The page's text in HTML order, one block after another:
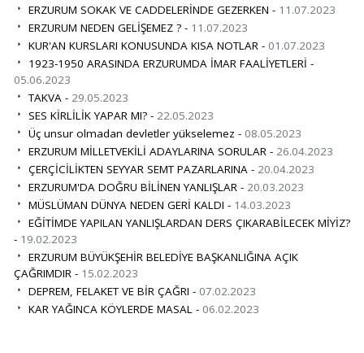
ERZURUM SOKAK VE CADDELERİNDE GEZERKEN - 11.07.2023
ERZURUM NEDEN GELİŞEMEZ ? - 11.07.2023
KUR'AN KURSLARI KONUSUNDA KISA NOTLAR - 01.07.2023
1923-1950 ARASINDA ERZURUMDA İMAR FAALİYETLERİ -
05.06.2023
TAKVA - 29.05.2023
SES KİRLİLİK YAPAR MI? - 22.05.2023
Üç unsur olmadan devletler yükselemez - 08.05.2023
ERZURUM MİLLETVEKİLİ ADAYLARINA SORULAR - 26.04.2023
ÇERÇİCİLİKTEN SEYYAR SEMT PAZARLARINA - 20.04.2023
ERZURUM'DA DOĞRU BİLİNEN YANLIŞLAR - 20.03.2023
MÜSLÜMAN DÜNYA NEDEN GERİ KALDI - 14.03.2023
EĞİTİMDE YAPILAN YANLIŞLARDAN DERS ÇIKARABİLECEK MİYİZ?
- 19.02.2023
ERZURUM BÜYÜKŞEHİR BELEDİYE BAŞKANLIĞINA AÇIK
ÇAĞRIMDIR - 15.02.2023
DEPREM, FELAKET VE BİR ÇAĞRI - 07.02.2023
KAR YAĞINCA KÖYLERDE MASAL - 06.02.2023